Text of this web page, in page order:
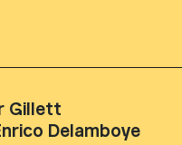
Gillett
Delamboye